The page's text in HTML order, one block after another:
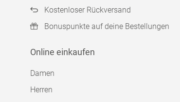
Kostenloser Rückversand
Bonuspunkte auf deine Bestellungen
Online einkaufen
Damen
Herren